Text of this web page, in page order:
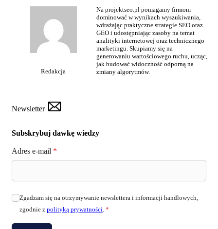
Redakcja
Na projektseo.pl pomagamy firmom
dominować w wynikach wyszukiwania,
wdrażając praktyczne strategie SEO oraz
GEO i udostępniając zasoby na temat
analityki internetowej oraz technicznego
marketingu. Skupiamy się na
generowaniu wartościowego ruchu, ucząc,
jak budować widoczność odporną na
zmiany algorytmów.
Newsletter
Subskrybuj dawkę wiedzy
Adres e-mail *
Zgadzam się na otrzymywanie newslettera i informacji handlowych,
zgodnie z polityką prywatności *